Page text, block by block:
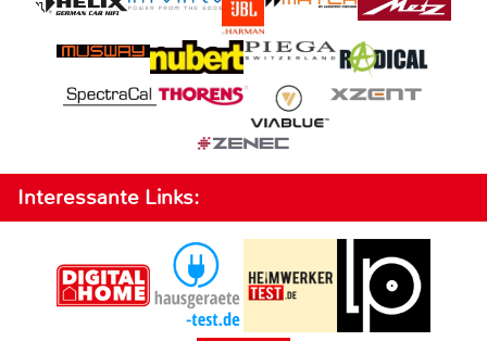
Interessante Links: